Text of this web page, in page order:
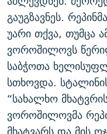
გაუგზავნეს.
უარი თქვა, თუმცა
ვოროშილოვს
საბჭოთა
სთხოვდა.
“სახალხო
ვოროშილოვმა